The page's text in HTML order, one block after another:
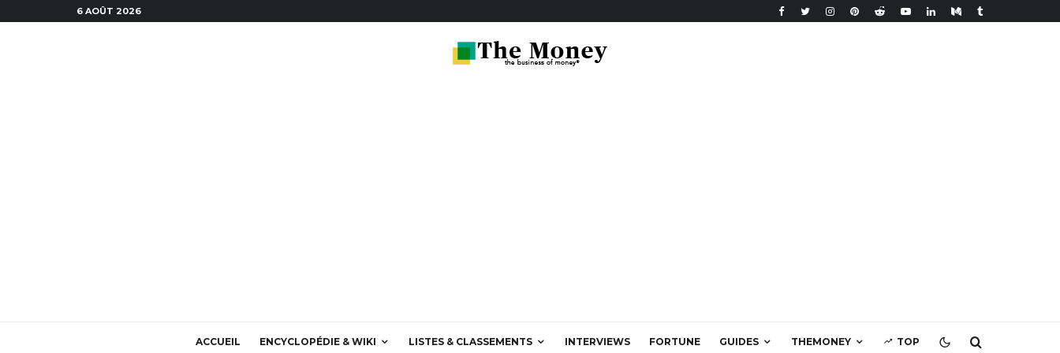
6 AOÛT 2026
ACCUEIL ENCYCLOPÉDIE & WIKI LISTES & CLASSEMENTS INTERVIEWS FORTUNE GUIDES THEMONEY TOP